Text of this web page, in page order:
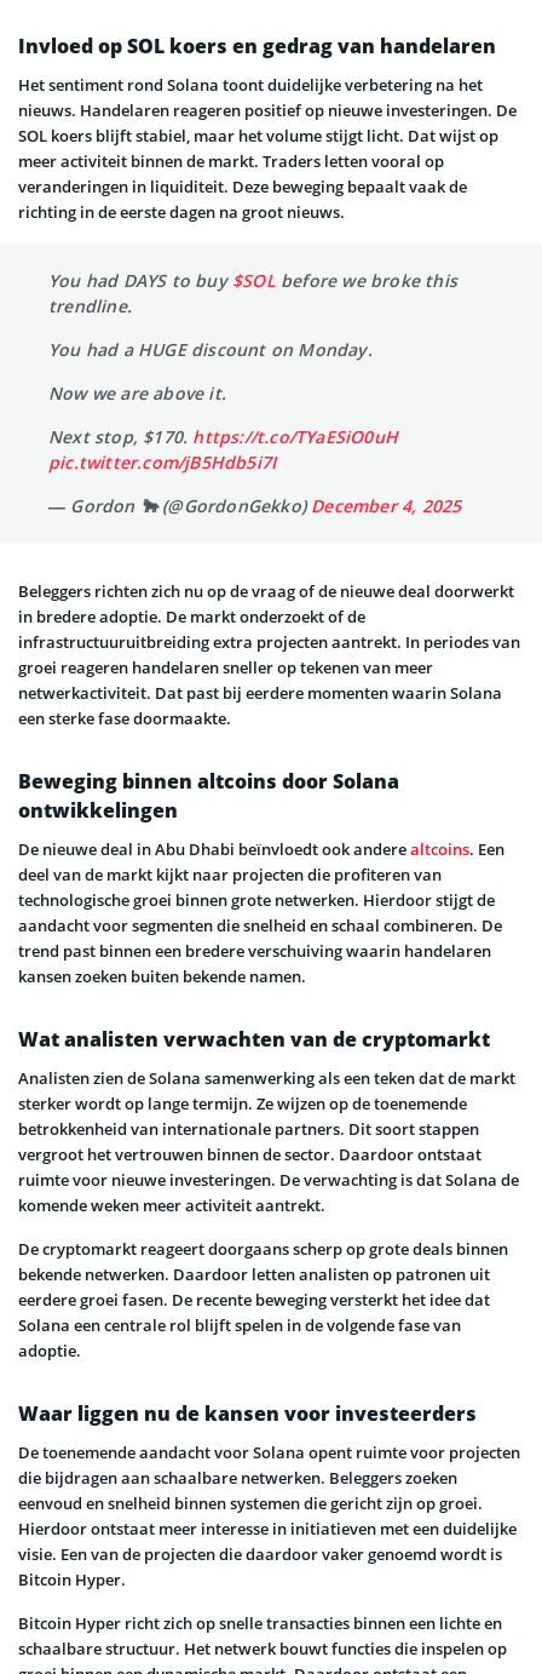
Invloed op SOL koers en gedrag van handelaren
Het sentiment rond Solana toont duidelijke verbetering na het
nieuws. Handelaren reageren positief op nieuwe investeringen. De
SOL koers blijft stabiel, maar het volume stijgt licht. Dat wijst op
meer activiteit binnen de markt. Traders letten vooral op
veranderingen in liquiditeit. Deze beweging bepaalt vaak de
richting in de eerste dagen na groot nieuws.
You had DAYS to buy $SOLbefore we broke this
trendline.
You had a HUGE discount on Monday.
Now we are above it.
Next stop, $170. https://t.co/TYaESiO0uH
pic.twitter.com/jB5Hdb5i7I
— Gordon 🐂 (@GordonGekko)December 4, 2025
Beleggers richten zich nu op de vraag of de nieuwe deal doorwerkt
in bredere adoptie. De markt onderzoekt of de
infrastructuuruitbreiding extra projecten aantrekt. In periodes van
groei reageren handelaren sneller op tekenen van meer
netwerkactiviteit. Dat past bij eerdere momenten waarin Solana
een sterke fase doormaakte.
Beweging binnen altcoins door Solana
ontwikkelingen
De nieuwe deal in Abu Dhabi beïnvloedt ook anderealtcoins. Een
deel van de markt kijkt naar projecten die profiteren van
technologische groei binnen grote netwerken. Hierdoor stijgt de
aandacht voor segmenten die snelheid en schaal combineren. De
trend past binnen een bredere verschuiving waarin handelaren
kansen zoeken buiten bekende namen.
Wat analisten verwachten van de cryptomarkt
Analisten zien de Solana samenwerking als een teken dat de markt
sterker wordt op lange termijn. Ze wijzen op de toenemende
betrokkenheid van internationale partners. Dit soort stappen
vergroot het vertrouwen binnen de sector. Daardoor ontstaat
ruimte voor nieuwe investeringen. De verwachting is dat Solana de
komende weken meer activiteit aantrekt.
De cryptomarkt reageert doorgaans scherp op grote deals binnen
bekende netwerken. Daardoor letten analisten op patronen uit
eerdere groei fasen. De recente beweging versterkt het idee dat
Solana een centrale rol blijft spelen in de volgende fase van
adoptie.
Waar liggen nu de kansen voor investeerders
De toenemende aandacht voor Solana opent ruimte voor projecten
die bijdragen aan schaalbare netwerken. Beleggers zoeken
eenvoud en snelheid binnen systemen die gericht zijn op groei.
Hierdoor ontstaat meer interesse in initiatieven met een duidelijke
visie. Een van de projecten die daardoor vaker genoemd wordt is
Bitcoin Hyper.
Bitcoin Hyper richt zich op snelle transacties binnen een lichte en
schaalbare structuur. Het netwerk bouwt functies die inspelen op